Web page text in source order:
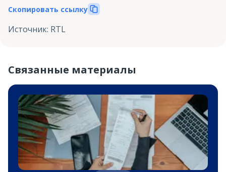
Скопировать ссылку
Источник: RTL
Связанные материалы